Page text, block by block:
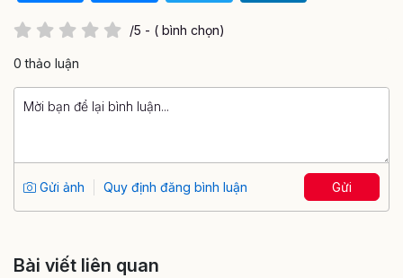
/5 - ( bình chọn)
0 thảo luận
Gửi ảnh Quy định đăng bình luận Gửi
Bài viết liên quan